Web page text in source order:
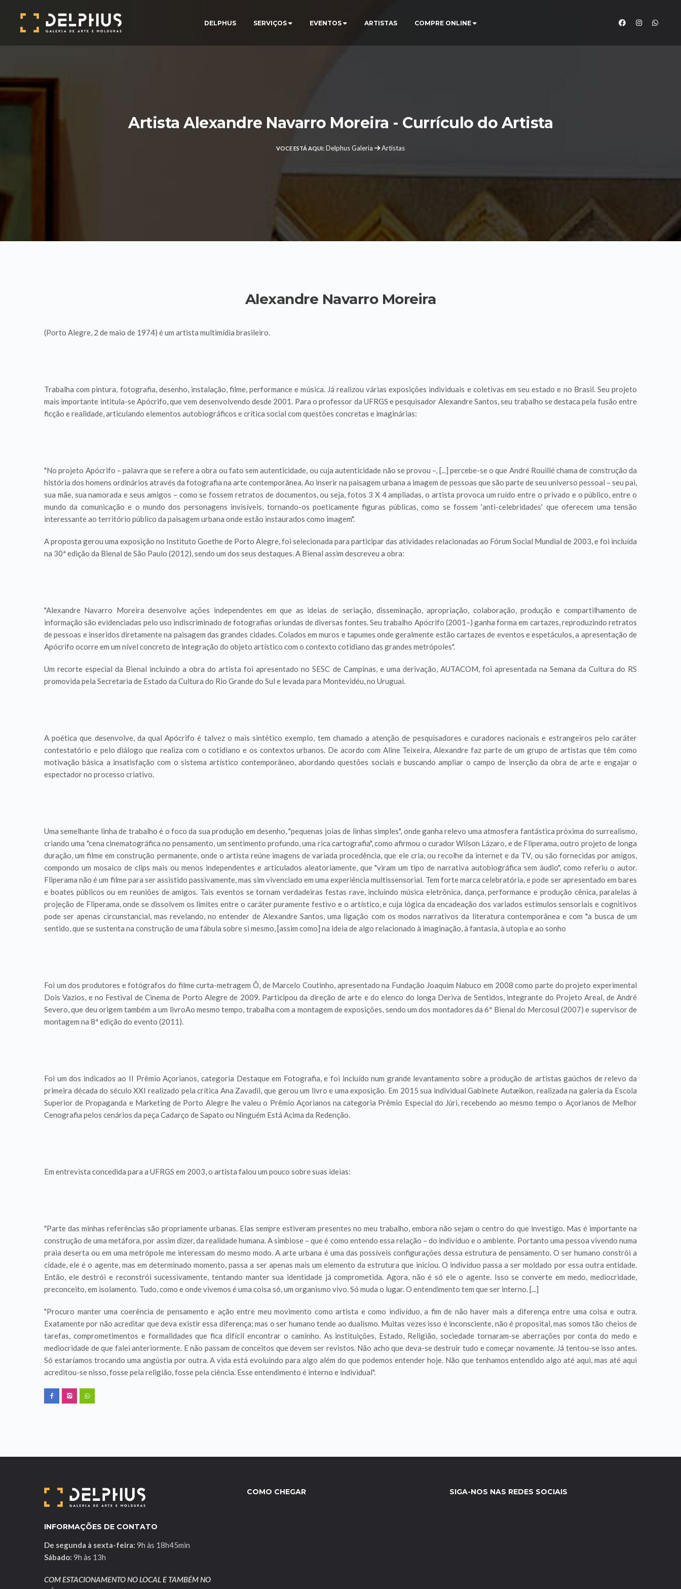
DELPHUS SERVIÇOS EVENTOS ARTISTAS COMPRE ONLINE
Artista Alexandre Navarro Moreira - Currículo do Artista
VOCE ESTÁ AQUI: Delphus Galeria Artistas
Alexandre Navarro Moreira
(Porto Alegre, 2 de maio de 1974) é um artista multimídia brasileiro.
Trabalha com pintura, fotografia, desenho, instalação, filme, performance e música. Já realizou várias exposições individuais e coletivas em seu estado e no Brasil. Seu projeto
mais importante intitula-se Apócrifo, que vem desenvolvendo desde 2001. Para o professor da UFRGS e pesquisador Alexandre Santos, seu trabalho se destaca pela fusão entre
ficção e realidade, articulando elementos autobiográficos e crítica social com questões concretas e imaginárias:
"No projeto Apócrifo – palavra que se refere a obra ou fato sem autenticidade, ou cuja autenticidade não se provou –, [...] percebe-se o que André Rouillé chama de construção da
história dos homens ordinários através da fotografia na arte contemporânea. Ao inserir na paisagem urbana a imagem de pessoas que são parte de seu universo pessoal – seu pai,
sua mãe, sua namorada e seus amigos – como se fossem retratos de documentos, ou seja, fotos 3 X 4 ampliadas, o artista provoca um ruído entre o privado e o público, entre o
mundo da comunicação e o mundo dos personagens invisíveis, tornando-os poeticamente figuras públicas, como se fossem 'anti-celebridades' que oferecem uma tensão
interessante ao território público da paisagem urbana onde estão instaurados como imagem".
A proposta gerou uma exposição no Instituto Goethe de Porto Alegre, foi selecionada para participar das atividades relacionadas ao Fórum Social Mundial de 2003, e foi incluída
na 30ª edição da Bienal de São Paulo (2012), sendo um dos seus destaques. A Bienal assim descreveu a obra:
"Alexandre Navarro Moreira desenvolve ações independentes em que as ideias de seriação, disseminação, apropriação, colaboração, produção e compartilhamento de
informação são evidenciadas pelo uso indiscriminado de fotografias oriundas de diversas fontes. Seu trabalho Apócrifo (2001–) ganha forma em cartazes, reproduzindo retratos
de pessoas e inseridos diretamente na paisagem das grandes cidades. Colados em muros e tapumes onde geralmente estão cartazes de eventos e espetáculos, a apresentação de
Apócrifo ocorre em um nível concreto de integração do objeto artístico com o contexto cotidiano das grandes metrópoles".
Um recorte especial da Bienal incluindo a obra do artista foi apresentado no SESC de Campinas, e uma derivação, AUTACOM, foi apresentada na Semana da Cultura do RS
promovida pela Secretaria de Estado da Cultura do Rio Grande do Sul e levada para Montevidéu, no Uruguai.
A poética que desenvolve, da qual Apócrifo é talvez o mais sintético exemplo, tem chamado a atenção de pesquisadores e curadores nacionais e estrangeiros pelo caráter
contestatório e pelo diálogo que realiza com o cotidiano e os contextos urbanos. De acordo com Aline Teixeira, Alexandre faz parte de um grupo de artistas que têm como
motivação básica a insatisfação com o sistema artístico contemporâneo, abordando questões sociais e buscando ampliar o campo de inserção da obra de arte e engajar o
espectador no processo criativo.
Uma semelhante linha de trabalho é o foco da sua produção em desenho, "pequenas joias de linhas simples", onde ganha relevo uma atmosfera fantástica próxima do surrealismo,
criando uma "cena cinematográfica no pensamento, um sentimento profundo, uma rica cartografia", como afirmou o curador Wilson Lázaro, e de Fliperama, outro projeto de longa
duração, um filme em construção permanente, onde o artista reúne imagens de variada procedência, que ele cria, ou recolhe da internet e da TV, ou são fornecidas por amigos,
compondo um mosaico de clips mais ou menos independentes e articulados aleatoriamente, que "viram um tipo de narrativa autobiográfica sem áudio", como referiu o autor.
Fliperama não é um filme para ser assistido passivamente, mas sim vivenciado em uma experiência multissensorial. Tem forte marca celebratória, e pode ser apresentado em bares
e boates públicos ou em reuniões de amigos. Tais eventos se tornam verdadeiras festas rave, incluindo música eletrônica, dança, performance e produção cênica, paralelas à
projeção de Fliperama, onde se dissolvem os limites entre o caráter puramente festivo e o artístico, e cuja lógica da encadeação dos variados estímulos sensoriais e cognitivos
pode ser apenas circunstancial, mas revelando, no entender de Alexandre Santos, uma ligação com os modos narrativos da literatura contemporânea e com "a busca de um
sentido, que se sustenta na construção de uma fábula sobre si mesmo, [assim como] na ideia de algo relacionado à imaginação, à fantasia, à utopia e ao sonho
Foi um dos produtores e fotógrafos do filme curta-metragem Ô, de Marcelo Coutinho, apresentado na Fundação Joaquim Nabuco em 2008 como parte do projeto experimental
Dois Vazios, e no Festival de Cinema de Porto Alegre de 2009. Participou da direção de arte e do elenco do longa Deriva de Sentidos, integrante do Projeto Areal, de André
Severo, que deu origem também a um livroAo mesmo tempo, trabalha com a montagem de exposições, sendo um dos montadores da 6ª Bienal do Mercosul (2007) e supervisor de
montagem na 8ª edição do evento (2011).
Foi um dos indicados ao II Prêmio Açorianos, categoria Destaque em Fotografia, e foi incluído num grande levantamento sobre a produção de artistas gaúchos de relevo da
primeira década do século XXI realizado pela crítica Ana Zavadil, que gerou um livro e uma exposição. Em 2015 sua individual Gabinete Autæikon, realizada na galeria da Escola
Superior de Propaganda e Marketing de Porto Alegre lhe valeu o Prêmio Açorianos na categoria Prêmio Especial do Júri, recebendo ao mesmo tempo o Açorianos de Melhor
Cenografia pelos cenários da peça Cadarço de Sapato ou Ninguém Está Acima da Redenção.
Em entrevista concedida para a UFRGS em 2003, o artista falou um pouco sobre suas ideias:
"Parte das minhas referências são propriamente urbanas. Elas sempre estiveram presentes no meu trabalho, embora não sejam o centro do que investigo. Mas é importante na
construção de uma metáfora, por assim dizer, da realidade humana. A simbiose – que é como entendo essa relação – do indivíduo e o ambiente. Portanto uma pessoa vivendo numa
praia deserta ou em uma metrópole me interessam do mesmo modo. A arte urbana é uma das possíveis configurações dessa estrutura de pensamento. O ser humano constrói a
cidade, ele é o agente, mas em determinado momento, passa a ser apenas mais um elemento da estrutura que iniciou. O indivíduo passa a ser moldado por essa outra entidade.
Então, ele destrói e reconstrói sucessivamente, tentando manter sua identidade já comprometida. Agora, não é só ele o agente. Isso se converte em medo, mediocridade,
preconceito, em isolamento. Tudo, como e onde vivemos é uma coisa só, um organismo vivo. Só muda o lugar. O entendimento tem que ser interno. [...]
"Procuro manter uma coerência de pensamento e ação entre meu movimento como artista e como indivíduo, a fim de não haver mais a diferença entre uma coisa e outra.
Exatamente por não acreditar que deva existir essa diferença; mas o ser humano tende ao dualismo. Muitas vezes isso é inconsciente, não é proposital, mas somos tão cheios de
tarefas, comprometimentos e formalidades que fica difícil encontrar o caminho. As instituições, Estado, Religião, sociedade tornaram-se aberrações por conta do medo e
mediocridade de que falei anteriormente. E não passam de conceitos que devem ser revistos. Não acho que deva-se destruir tudo e começar novamente. Já tentou-se isso antes.
Só estaríamos trocando uma angústia por outra. A vida está evoluindo para algo além do que podemos entender hoje. Não que tenhamos entendido algo até aqui, mas até aqui
acreditou-se nisso, fosse pela religião, fosse pela ciência. Esse entendimento é interno e individual".
INFORMAÇÕES DE CONTATO
De segunda à sexta-feira: 9h às 18h45min
Sábado: 9h às 13h
COM ESTACIONAMENTO NO LOCAL E TAMBÉM NO
COMO CHEGAR SIGA-NOS NAS REDES SOCIAIS